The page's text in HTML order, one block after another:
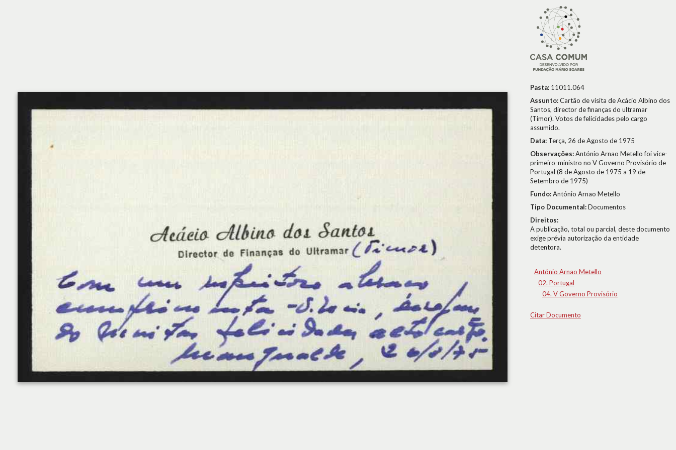
Pasta: 11011.064
Assunto:Cartão de visita de Acácio Albino dos
Santos, director de finanças do ultramar
(Timor). Votos de felicidades pelo cargo
assumido.
Data: Terça, 26 de Agosto de 1975
Observações:António Arnao Metello foi vice-
primeiro-ministro no V Governo Provisório de
Portugal (8 de Agosto de 1975 a 19 de
Setembro de 1975)
Fundo:António Arnao Metello
Tipo Documental:Documentos
Direitos:
A publicação, total ou parcial, deste documento
exige prévia autorização da entidade
detentora.
António Arnao Metello
02. Portugal
04. V Governo Provisório
Citar Documento